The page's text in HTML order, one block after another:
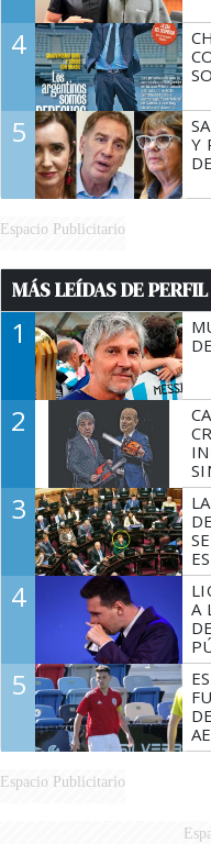
4
5
Y
Espacio Publicitario
MÁS LEÍDAS DE PERFIL
1
2
3
4
A
5
Espacio Publicitario